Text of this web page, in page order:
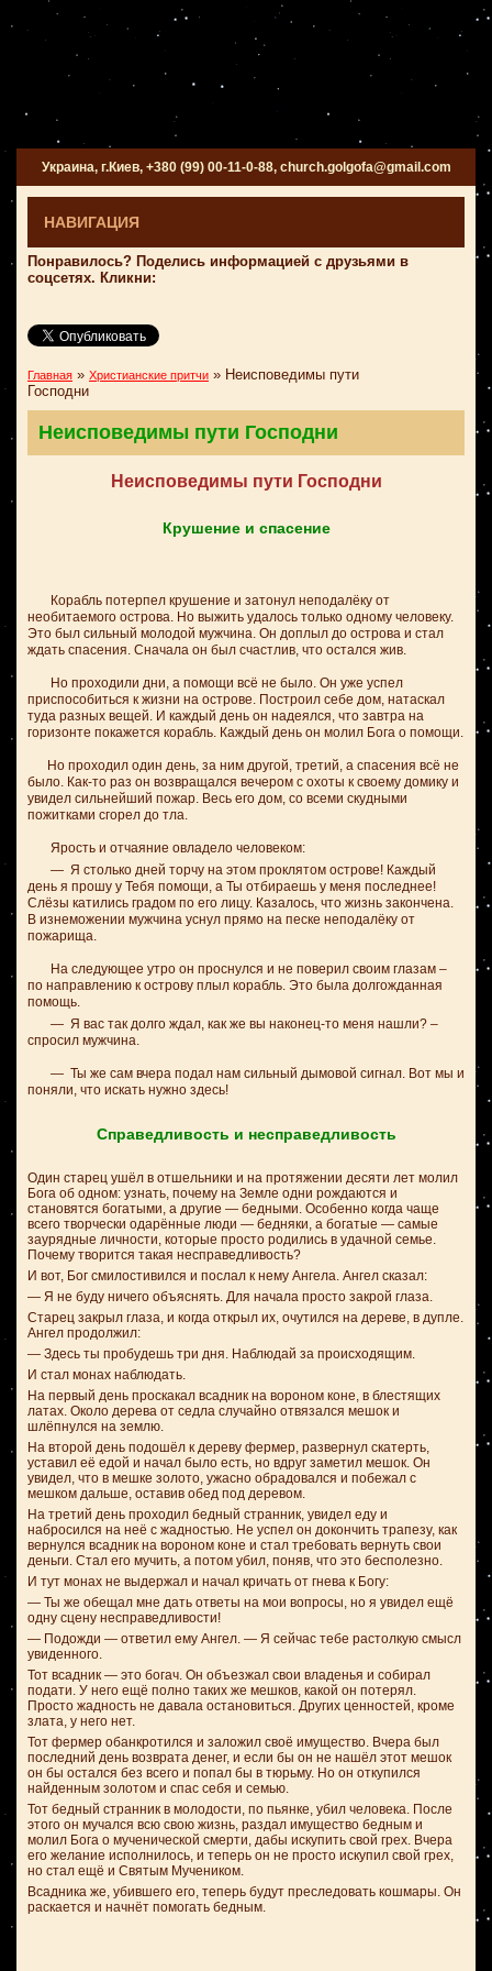
Украина, г.Киев, +380 (99) 00-11-0-88, church.golgofa@gmail.com
НАВИГАЦИЯ
Понравилось? Поделись информацией с друзьями в
соцсетях. Кликни:
Главная » Христианские притчи » Неисповедимы пути
Господни
Неисповедимы пути Господни
Неисповедимы пути Господни
Крушение и спасение
Корабль потерпел крушение и затонул неподалёку от
необитаемого острова. Но выжить удалось только одному человеку.
Это был сильный молодой мужчина. Он доплыл до острова и стал
ждать спасения. Сначала он был счастлив, что остался жив.
Но проходили дни, а помощи всё не было. Он уже успел
приспособиться к жизни на острове. Построил себе дом, натаскал
туда разных вещей. И каждый день он надеялся, что завтра на
горизонте покажется корабль. Каждый день он молил Бога о помощи.
Но проходил один день, за ним другой, третий, а спасения всё не
было. Как-то раз он возвращался вечером с охоты к своему домику и
увидел сильнейший пожар. Весь его дом, со всеми скудными
пожитками сгорел до тла.
Ярость и отчаяние овладело человеком:
— Я столько дней торчу на этом проклятом острове! Каждый
день я прошу у Тебя помощи, а Ты отбираешь у меня последнее!
Слёзы катились градом по его лицу. Казалось, что жизнь закончена.
В изнеможении мужчина уснул прямо на песке неподалёку от
пожарища.
На следующее утро он проснулся и не поверил своим глазам –
по направлению к острову плыл корабль. Это была долгожданная
помощь.
— Я вас так долго ждал, как же вы наконец-то меня нашли? –
спросил мужчина.
— Ты же сам вчера подал нам сильный дымовой сигнал. Вот мы и
поняли, что искать нужно здесь!
Справедливость и несправедливость
Один старец ушёл в отшельники и на протяжении десяти лет молил
Бога об одном: узнать, почему на Земле одни рождаются и
становятся богатыми, а другие — бедными. Особенно когда чаще
всего творчески одарённые люди — бедняки, а богатые — самые
заурядные личности, которые просто родились в удачной семье.
Почему творится такая несправедливость?
И вот, Бог смилостивился и послал к нему Ангела. Ангел сказал:
— Я не буду ничего объяснять. Для начала просто закрой глаза.
Старец закрыл глаза, и когда открыл их, очутился на дереве, в дупле.
Ангел продолжил:
— Здесь ты пробудешь три дня. Наблюдай за происходящим.
И стал монах наблюдать.
На первый день проскакал всадник на вороном коне, в блестящих
латах. Около дерева от седла случайно отвязался мешок и
шлёпнулся на землю.
На второй день подошёл к дереву фермер, развернул скатерть,
уставил её едой и начал было есть, но вдруг заметил мешок. Он
увидел, что в мешке золото, ужасно обрадовался и побежал с
мешком дальше, оставив обед под деревом.
На третий день проходил бедный странник, увидел еду и
набросился на неё с жадностью. Не успел он докончить трапезу, как
вернулся всадник на вороном коне и стал требовать вернуть свои
деньги. Стал его мучить, а потом убил, поняв, что это бесполезно.
И тут монах не выдержал и начал кричать от гнева к Богу:
— Ты же обещал мне дать ответы на мои вопросы, но я увидел ещё
одну сцену несправедливости!
— Подожди — ответил ему Ангел. — Я сейчас тебе растолкую смысл
увиденного.
Тот всадник — это богач. Он объезжал свои владенья и собирал
подати. У него ещё полно таких же мешков, какой он потерял.
Просто жадность не давала остановиться. Других ценностей, кроме
злата, у него нет.
Тот фермер обанкротился и заложил своё имущество. Вчера был
последний день возврата денег, и если бы он не нашёл этот мешок
он бы остался без всего и попал бы в тюрьму. Но он откупился
найденным золотом и спас себя и семью.
Тот бедный странник в молодости, по пьянке, убил человека. После
этого он мучался всю свою жизнь, раздал имущество бедным и
молил Бога о мученической смерти, дабы искупить свой грех. Вчера
его желание исполнилось, и теперь он не просто искупил свой грех,
но стал ещё и Святым Мучеником.
Всадника же, убившего его, теперь будут преследовать кошмары. Он
раскается и начнёт помогать бедным.